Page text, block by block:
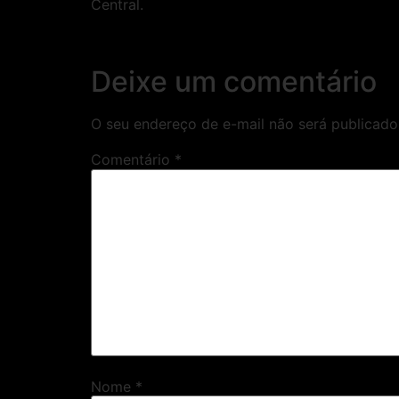
Central.
Deixe um comentário
O seu endereço de e-mail não será
Comentário *
Nome *